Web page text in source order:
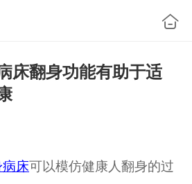
床翻身功能有助于适
床可以模仿健康人翻身的过